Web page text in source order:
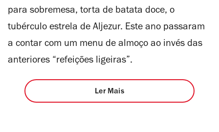
para sobremesa, torta de batata doce, o
tubérculo estrela de Aljezur. Este ano passaram
a contar com um menu de almoço ao invés das
anteriores “refeições ligeiras”.
Ler Mais